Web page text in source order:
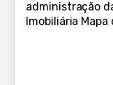
administração
Imobiliária Mapa